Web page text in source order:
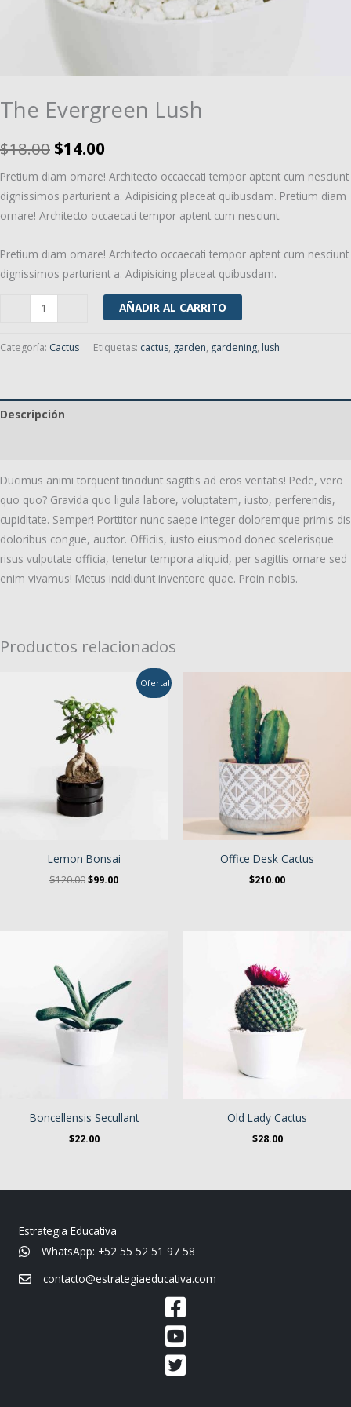
The Evergreen Lush
$18.00 El
precio
original
$18.00.
$14.00
precio
actual
$14.00.
Pretium diam ornare! Architecto occaecati tempor aptent cum nesciunt
dignissimos parturient a. Adipisicing placeat quibusdam. Pretium diam
ornare! Architecto occaecati tempor aptent cum nesciunt.
Pretium diam ornare! Architecto occaecati tempor aptent cum nesciunt
dignissimos parturient a. Adipisicing placeat quibusdam.
Evergreen
Lush
AÑADIR AL CARRITO
Categoría: Cactus Etiquetas: cactus, garden, gardening, lush
Descripción
Ducimus animi torquent tincidunt sagittis ad eros veritatis! Pede, vero
quo quo? Gravida quo ligula labore, voluptatem, iusto, perferendis,
cupiditate. Semper! Porttitor nunc saepe integer doloremque primis dis
doloribus congue, auctor. Officiis, iusto eiusmod donec scelerisque
risus vulputate officia, tenetur tempora aliquid, per sagittis ornare sed
enim vivamus! Metus incididunt inventore quae. Proin nobis.
Productos relacionados
¡Oferta!
Lemon Bonsai
$120.00El
$99.00El
Office Desk Cactus
$210.00
Boncellensis Secullant
$22.00
Old Lady Cactus
$28.00
Estrategia Educativa
WhatsApp: +52 55 52 51 97 58
contacto@estrategiaeducativa.com